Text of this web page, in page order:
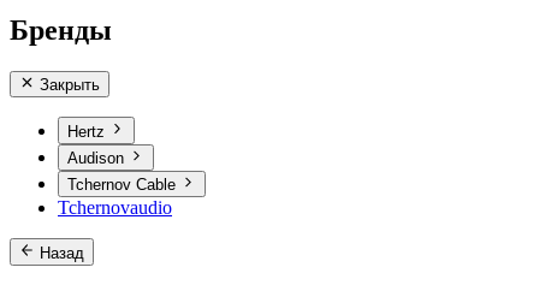
Бренды
Закрыть
Hertz
Audison
Tchernov Cable
Tchernovaudio
Назад